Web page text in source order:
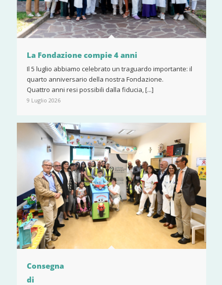
La Fondazione compie 4 anni
Il 5 luglio abbiamo celebrato un traguardo importante: il
quarto anniversario della nostra Fondazione.
Quattro anni resi possibili dalla fiducia, [...]
9 Luglio 2026
Consegna
di